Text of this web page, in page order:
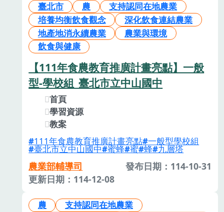
臺北市 農
支持認同在地農業
培養均衡飲食觀念
深化飲食連結農業
地產地消永續農業
農業與環境
飲食與健康
【111年食農教育推廣計畫亮點】一般
型-學校組_臺北市立中山國中
首頁
學習資源
教案
111年食農教育推廣計畫亮點 一般型學校組
臺北市立中山國中 蜜蜂 蜜 蜂 九層塔
農業部輔導司
發布日期：114-10-31
更新日期：114-12-08
農
支持認同在地農業